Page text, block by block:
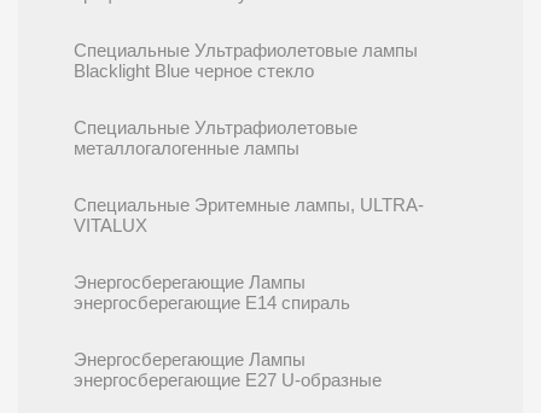
Специальные Ультрафиолетовые лампы
Blacklight Blue черное стекло
Специальные Ультрафиолетовые
металлогалогенные лампы
Специальные Эритемные лампы, ULTRA-
VITALUX
Энергосберегающие Лампы
энергосберегающие E14 спираль
Энергосберегающие Лампы
энергосберегающие E27 U-образные